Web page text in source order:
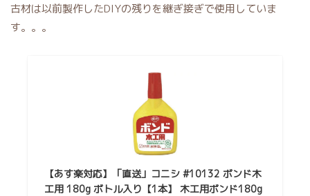
古材は以前製作したDIYの残りを継ぎ接ぎで使用していま
す。。。
【あす楽対応】「直送」コニシ #10132 ボンド木
工用 180g ボトル入り【1本】 木工用ボンド180g